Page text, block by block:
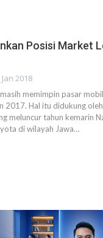
Posisi Market
Jan 2018
memimpin pasar
2017. Hal itu didukung
meluncur tahun kemarin
di wilayah Jawa…